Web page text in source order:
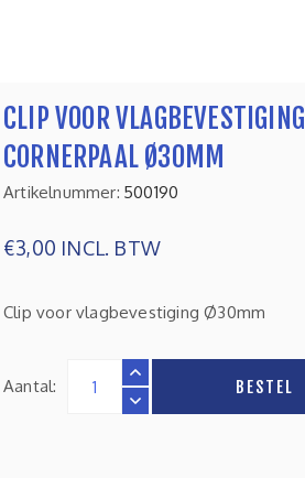
CLIP VOOR VLAGBEVESTIGING
CORNERPAAL Ø30MM
Artikelnummer: 500190
€3,00 INCL. BTW
Clip voor vlagbevestiging Ø30mm
Aantal: BESTEL